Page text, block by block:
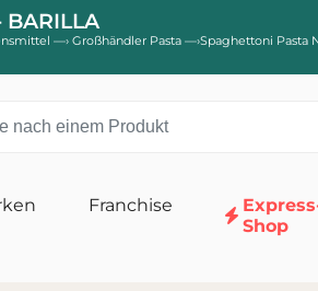
—› Großhändler Pasta —›Spaghettoni Pasta
Franchise
Shop